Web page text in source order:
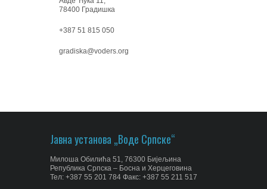
78400 Градишка
+387 51 815 050
gradiska@voders.org
Јавна установа „Воде Српске“
Милоша Обилића 51, 76300 Бијељина
Република Српска – Босна и Херцеговина
Тел: +387 55 201 784 Факс: +387 55 211 517